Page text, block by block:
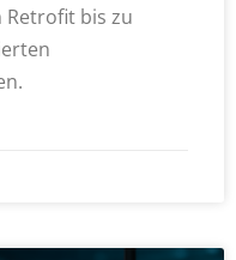
Retrofit bis zu